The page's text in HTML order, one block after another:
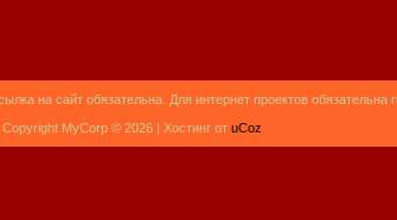
на сайт обязательна. Для интернет проектов обязательна
Copyright MyCorp © 2026 | Хостинг от uCoz